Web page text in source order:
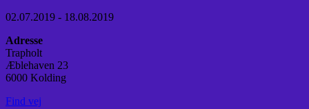
02.07.2019 - 18.08.2019
Adresse
Trapholt
Æblehaven 23
6000 Kolding
Find vej